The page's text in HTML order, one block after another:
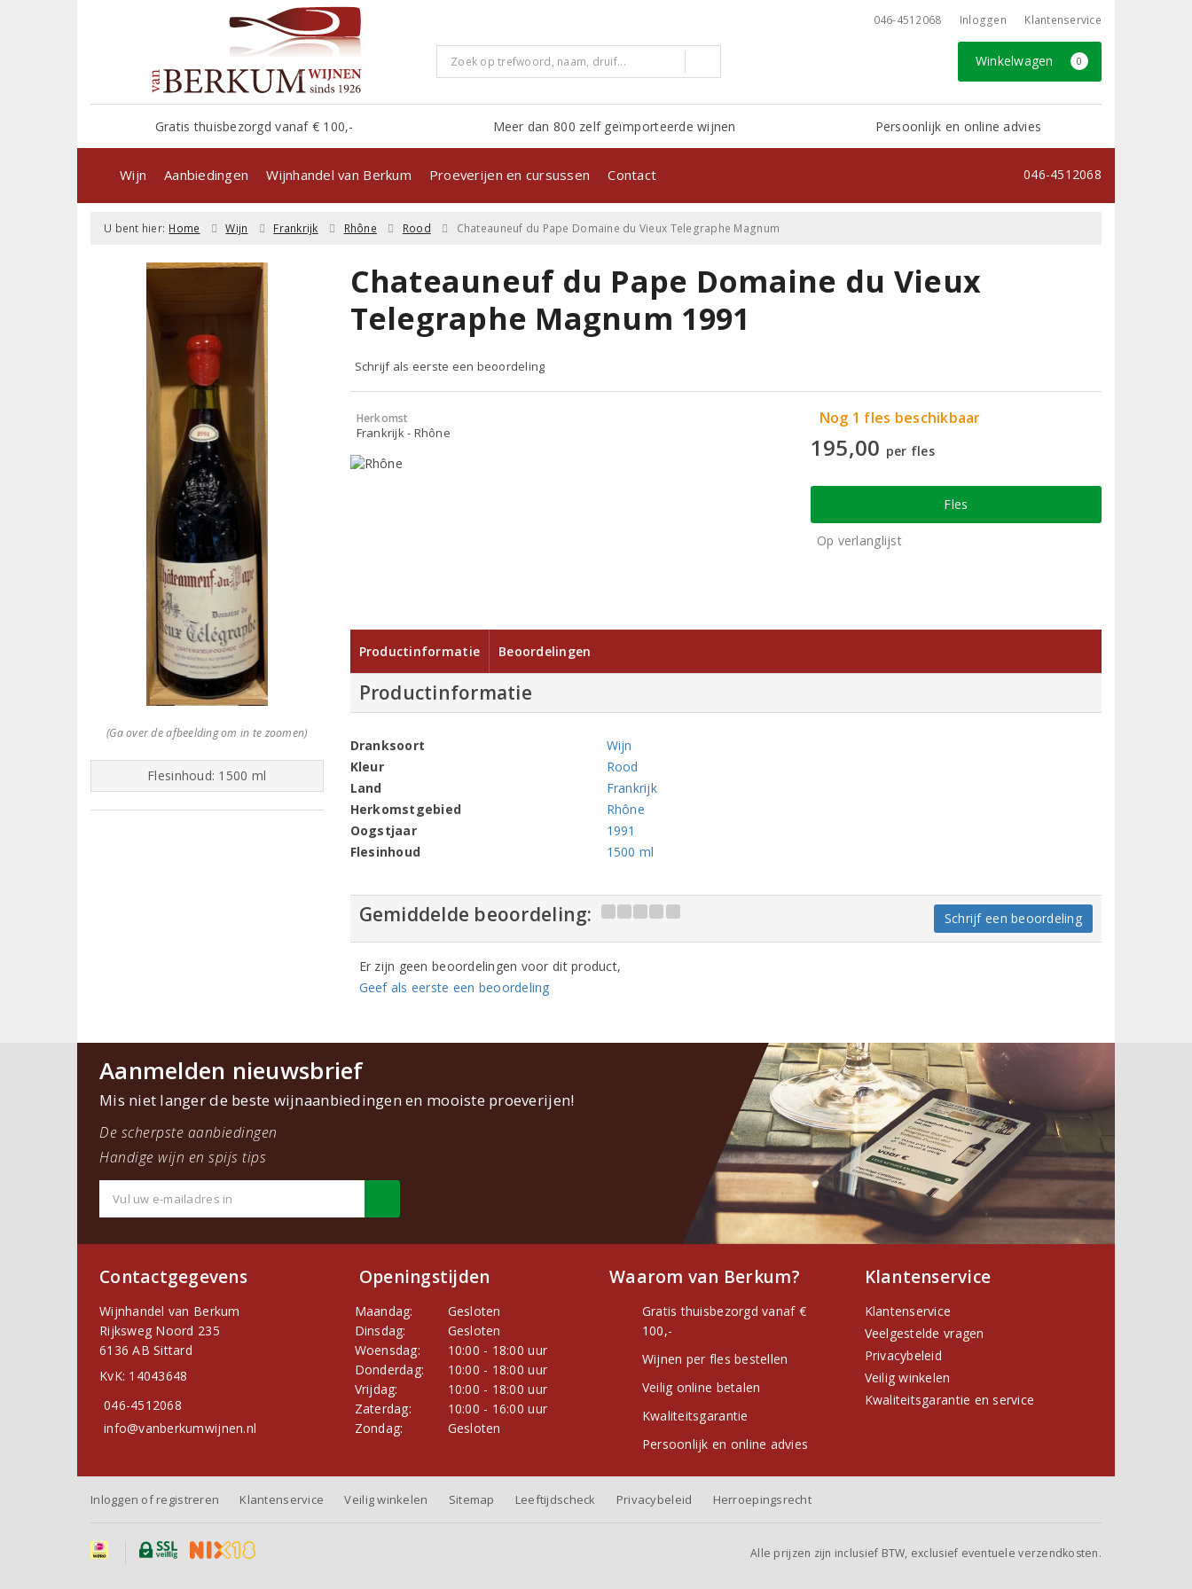
046-4512068 Inloggen Klantenservice
Winkelwagen 0
Gratis thuisbezorgd vanaf € 100,- Meer dan 800 zelf geïmporteerde wijnen Persoonlijk en online advies
Wijn Aanbiedingen Wijnhandel van Berkum Proeverijen en cursussen Contact 046-4512068
U bent hier: Home Wijn Frankrijk Rhône Rood Chateauneuf du Pape Domaine du Vieux Telegraphe Magnum
(Ga over de afbeelding om in te zoomen)
Flesinhoud: 1500 ml
Chateauneuf du Pape Domaine du Vieux
Telegraphe Magnum 1991
Schrijf als eerste een beoordeling
Herkomst
Frankrijk - Rhône
Nog 1 fles beschikbaar
195,00 per fles
Fles
Op verlanglijst
Productinformatie Beoordelingen
Productinformatie
Dranksoort
Wijn
Kleur
Rood
Land
Frankrijk
Herkomstgebied
Rhône
Oogstjaar
1991
Flesinhoud
1500 ml
Gemiddelde beoordeling: Schrijf een beoordeling
Er zijn geen beoordelingen voor dit product,
Geef als eerste een beoordeling
Aanmelden nieuwsbrief
Mis niet langer de beste wijnaanbiedingen en mooiste proeverijen!
De scherpste aanbiedingen
Handige wijn en spijs tips
Contactgegevens
Wijnhandel van Berkum
Rijksweg Noord 235
6136 AB Sittard
KvK: 14043648
046-4512068
info@vanberkumwijnen.nl
Openingstijden
Maandag:
Gesloten
Dinsdag:
Gesloten
Woensdag:
10:00 - 18:00 uur
Donderdag:
10:00 - 18:00 uur
Vrijdag:
10:00 - 18:00 uur
Zaterdag:
10:00 - 16:00 uur
Zondag:
Gesloten
Waarom van Berkum?
Gratis thuisbezorgd vanaf €
100,-
Wijnen per fles bestellen
Veilig online betalen
Kwaliteitsgarantie
Persoonlijk en online advies
Klantenservice
Klantenservice
Veelgestelde vragen
Privacybeleid
Veilig winkelen
Kwaliteitsgarantie en service
Inloggen of registreren Klantenservice Veilig winkelen Sitemap Leeftijdscheck Privacybeleid Herroepingsrecht
Alle prijzen zijn inclusief BTW, exclusief eventuele verzendkosten.